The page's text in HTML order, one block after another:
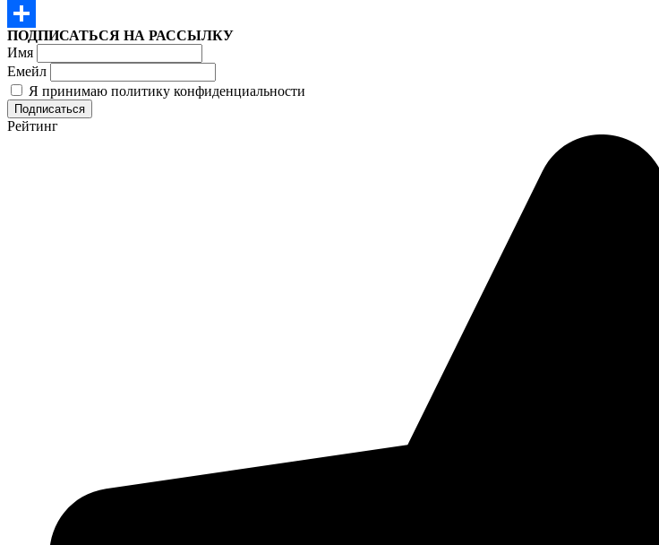
Twitter
Отправить
ПОДПИСАТЬСЯ НА РАССЫЛКУ
Имя
Емейл
Я принимаю политику конфиденциальности
Рейтинг